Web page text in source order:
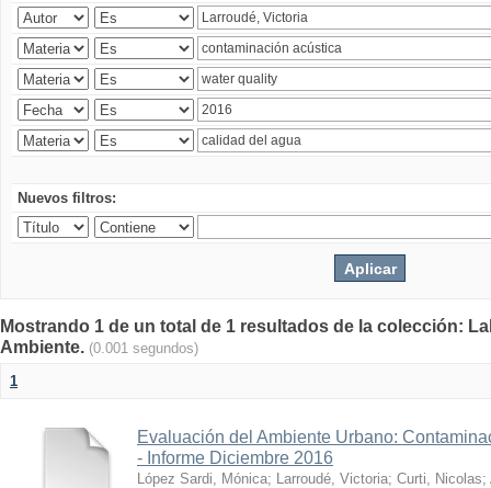
Nuevos filtros:
Mostrando 1 de un total de 1 resultados de la colección:
Ambiente. (0.001 segundos)
1
Evaluación del Ambiente Urbano:
- Informe Diciembre 2016
López Sardi, Mónica; Larroudé, Victoria; Curti, Nicolas;